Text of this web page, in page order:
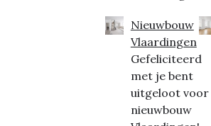
Nieuwbouw
Vlaardingen
Gefeliciteerd
met je bent
uitgeloot voor
nieuwbouw